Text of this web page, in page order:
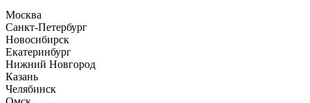
Москва
Санкт-Петербург
Новосибирск
Екатеринбург
Нижний Новгород
Казань
Челябинск